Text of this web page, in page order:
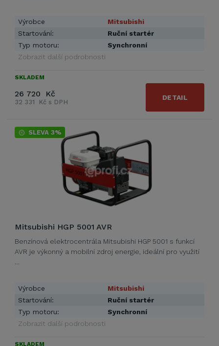
Výrobce
Mitsubishi
Startování:
Ruční startér
Typ motoru:
Synchronní
Zobrazit další podrobnosti
SKLADEM
26 720 Kč
32 331 Kč s DPH
DETAIL
SLEVA 3%
Mitsubishi HGP 5001 AVR
Benzínová elektrocentrála Mitsubishi HGP 5001 s funkcí
AVR je výkonný a mobilní zdroj energie, ideální pro využití
Výrobce
Mitsubishi
Startování:
Ruční startér
Typ motoru:
Synchronní
Zobrazit další podrobnosti
SKLADEM